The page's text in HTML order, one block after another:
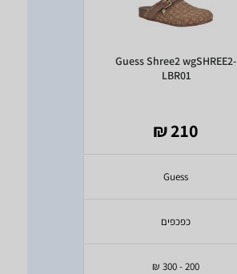
Guess Shree2 wgSHREE2-
LBR01
210 ₪
Guess
כפכפים
200 - 300 ₪